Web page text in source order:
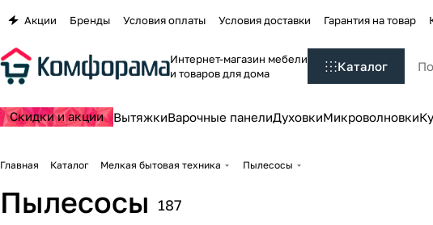
Акции Бренды Условия оплаты Условия доставки Гарантия на товар
Интернет-магазин мебели
и товаров для дома
Каталог
Скидки и акции ВытяжкиВарочные панелиДуховкиМикроволновки
Главная Каталог Мелкая бытовая техника Пылесосы
Пылесосы 187